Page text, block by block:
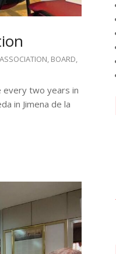
ASSOCIATION, BOARD,
every two years in
in Jimena de la